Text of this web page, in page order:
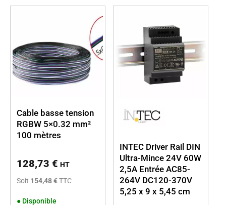
Cable basse tension
RGBW 5×0.32 mm²
100 mètres
128,73 € HT
Soit 154,48 €TTC
● Disponible
INTEC Driver Rail DIN
Ultra-Mince 24V 60W
2,5A Entrée AC85-
264V DC120-370V
5,25 x 9 x 5,45 cm